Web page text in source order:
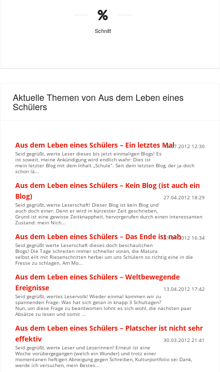
Schnitt
Aktuelle Themen von Aus dem Leben eines
Schülers
Aus dem Leben eines Schülers – Ein letztes Mal15.07.2012 12:30
Seid gegrüßt, werte Leser dieses bis jetzt einmaligen Blogs! Es
ist soweit, meine Ankündigung wird endlich wahr: Dies ist
mein letzter Blog mit dem Inhalt „Schule“. Seit dem letzten Blog, der ja doch
schon lä...
Aus dem Leben eines Schülers – Kein Blog (ist auch ein
Blog)
27.04.2012 18:29
Seid gegrüßt, werte Leserschaft! Dieser Blog ist kein Blog und
auch doch einer. Denn er wird in kürzester Zeit geschrieben,
Grund ist eine gewisse Zeitknappheit, hervorgerufen durch einen interessanten
Zustand: mein Nich...
Aus dem Leben eines Schülers – Das Ende ist nah21.04.2012 16:34
Seid gegrüßt werte Leserschaft dieses doch beschaulichen
Blogs! Die Tage schreiten immer schneller voran, die Matura
selbst eilt mit Riesenschritten herbei um uns Schülern so richtig eine in die
Fresse zu schlagen. Am Mo...
Aus dem Leben eines Schülers – Weltbewegende
Ereignisse
13.04.2012 17:42
Seid gegrüßt, wertes Leservolk! Wieder einmal kommen wir zu
spannenden Frage: Was hat sich getan in knapp 3 Schultagen?
Nun, um diese Frage zu beantworten lohnt es sich wohl, die nächsten paar
Absätze zu lesen und somit ...
Aus dem Leben eines Schülers – Platscher ist nicht sehr
effektiv
30.03.2012 21:41
Seid gegrüßt, werte Leser und Leserinnen! Erneut ist eine
Woche vorübergegangen (welch ein Wunder) und trotz einer
momentanen heftigen Abneigung gegen Schreiben, Kulturportfolio sei Dank,
werde ich versuchen, mein Bestes...